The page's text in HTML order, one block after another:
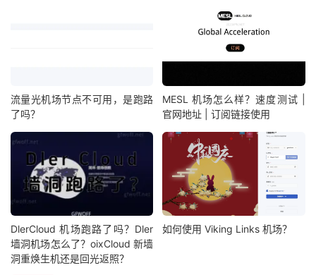
流量光机场节点不可用，是跑路
了吗？
MESL 机场怎么样？速度测试 |
官网地址 | 订阅链接使用
DlerCloud 机场跑路了吗？Dler
墙洞机场怎么了？oixCloud 新墙
洞重焕生机还是回光返照？
如何使用 Viking Links 机场？